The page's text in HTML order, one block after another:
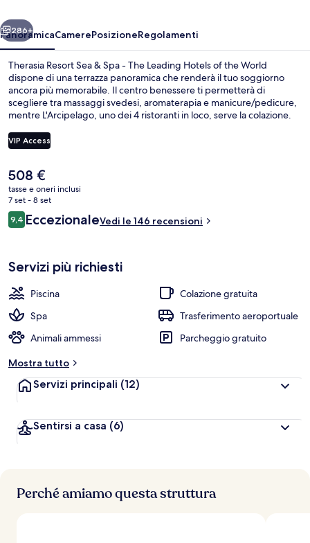
-
The
Leading
Hotels
of
the
World
Avanti
286+
PanoramicaCamerePosizioneRegolamenti
Therasia Resort Sea & Spa - The Leading Hotels of the World
dispone di una terrazza panoramica che renderà il tuo soggiorno
ancora più memorabile. Il centro benessere ti permetterà di
scegliere tra massaggi svedesi, aromaterapia e manicure/pedicure,
mentre L'Arcipelago, uno dei 4 ristoranti in loco, serve la colazione.
piscina coperta e una piscina all'aperto.
VIP Access
Il
prezzo
attuale
è
508 €
508 €
tasse e oneri inclusi
7 set - 8 set
Recensioni
9,49,4 su 10
EccezionaleVedi le 146 recensioni
Servizi più richiesti
Piscina
Colazione gratuita
Spa
Trasferimento aeroportuale
Animali ammessi
Parcheggio gratuito
Mostra tutto
Servizi principali (12)
Sentirsi a casa (6)
Perché amiamo questa struttura